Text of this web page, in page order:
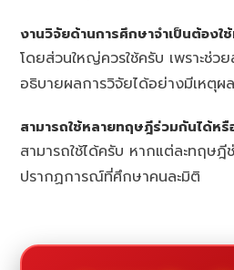
งานวิจัยด้านการศึกษาจำเป็นต้องใ
โดยส่วนใหญ่ควรใช้ครับ เพราะช่ว
อธิบายผลการวิจัยได้อย่างมีเหตุผล
สามารถใช้หลายทฤษฎีร่วมกันได้หรื
สามารถใช้ได้ครับ หากแต่ละทฤษฎี
ปรากฏการณ์ที่ศึกษาคนละมิติ